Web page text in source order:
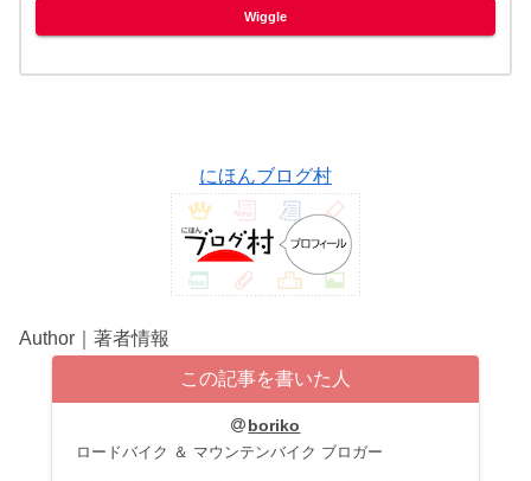
Wiggle
にほんブログ村
Author｜著者情報
この記事を書いた人
boriko
ロードバイク ＆ マウンテンバイク ブロガー